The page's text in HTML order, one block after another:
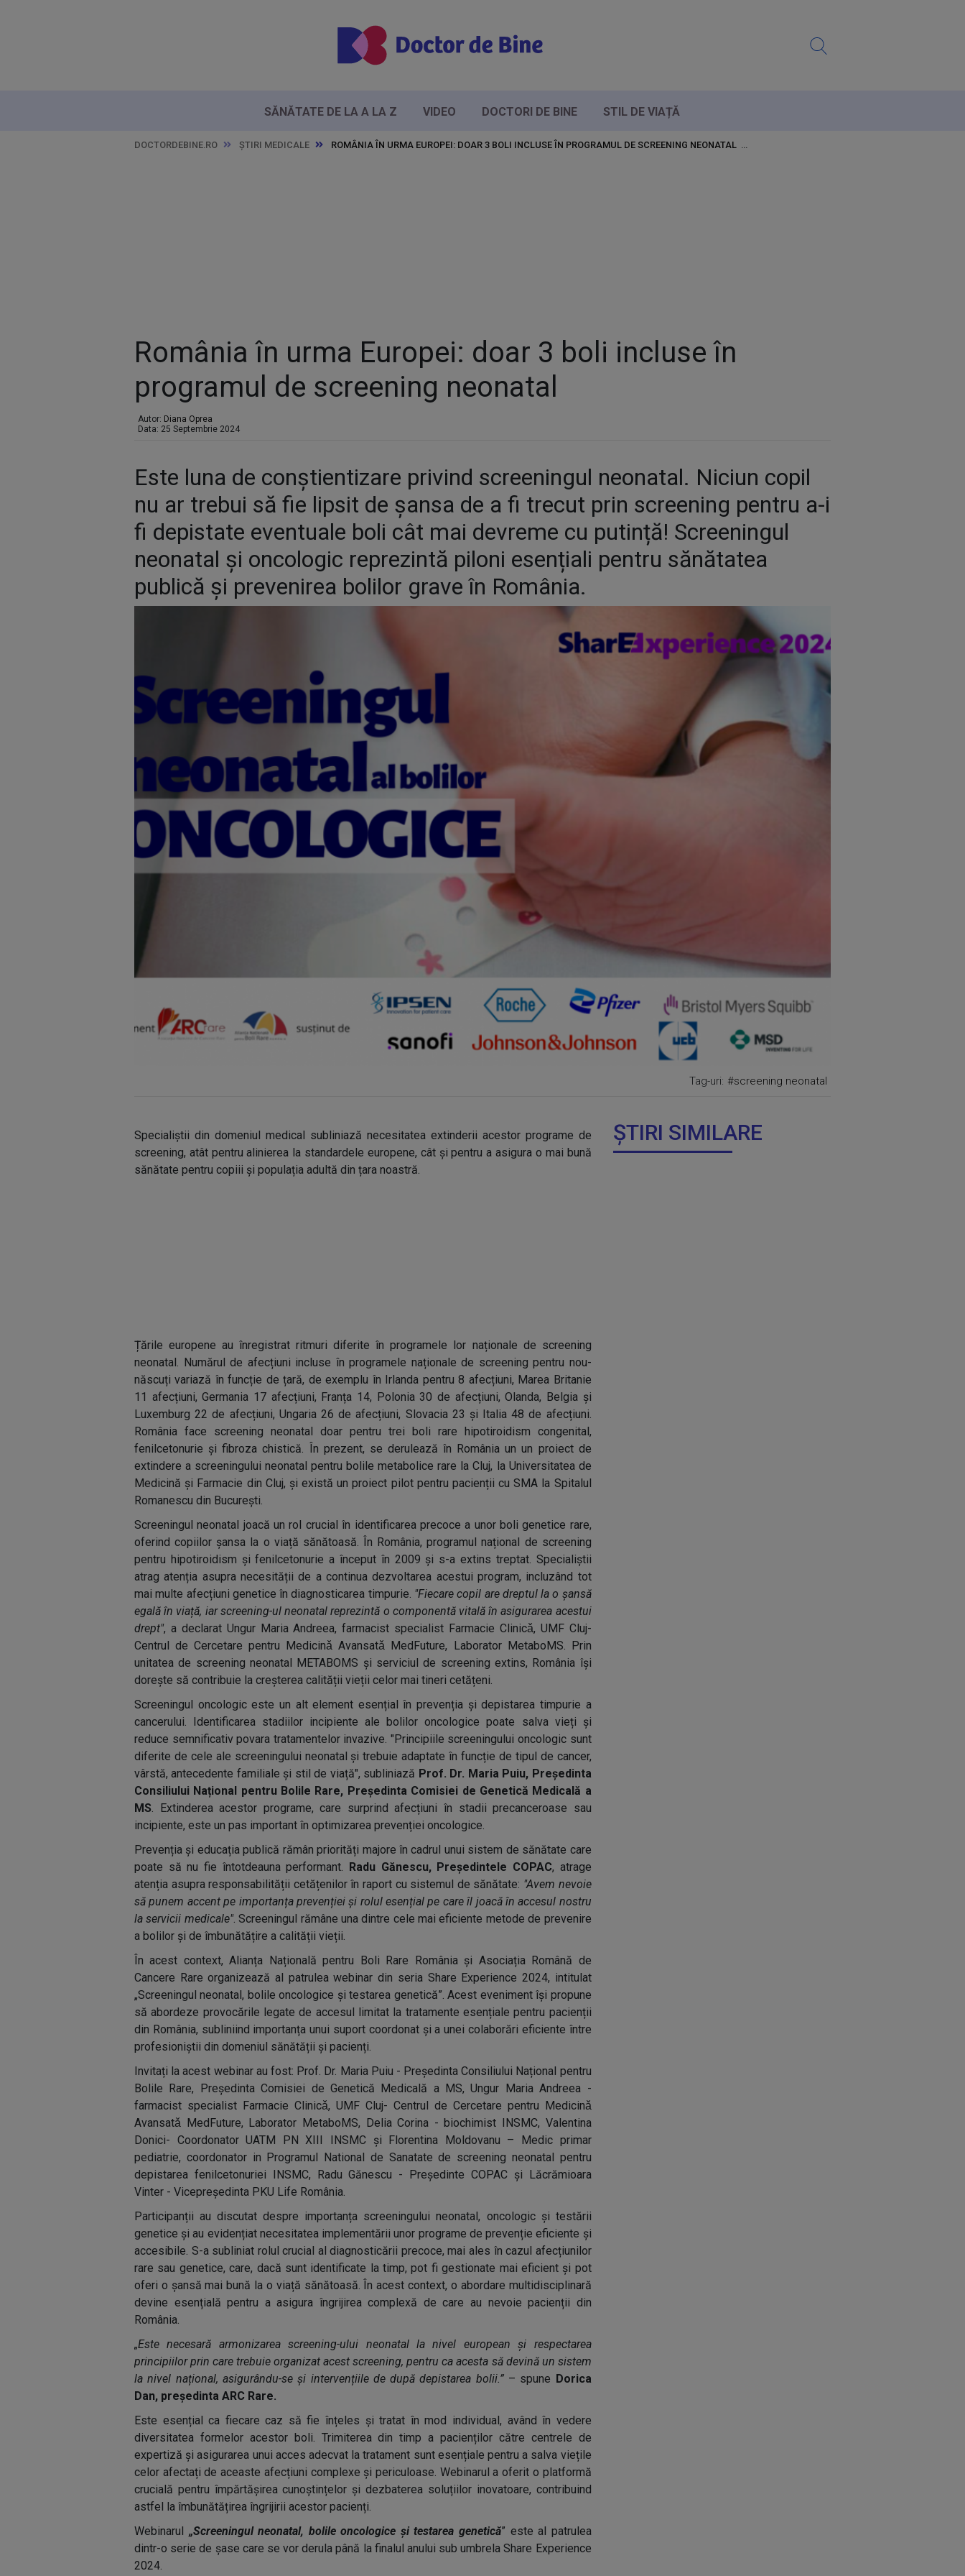
SĂNĂTATE DE LA A LA Z VIDEO DOCTORI DE BINE STIL DE VIAȚĂ
DOCTORDEBINE.RO ȘTIRI MEDICALE ROMÂNIA ÎN URMA EUROPEI: DOAR 3 BOLI INCLUSE ÎN PROGRAMUL DE SCREENING NEONATAL
România în urma Europei: doar 3 boli incluse în
programul de screening neonatal
Autor: Diana Oprea
Data: 25 Septembrie 2024
Este luna de conștientizare privind screeningul neonatal. Niciun copil
nu ar trebui să fie lipsit de șansa de a fi trecut prin screening pentru a-i
fi depistate eventuale boli cât mai devreme cu putință! Screeningul
neonatal și oncologic reprezintă piloni esențiali pentru sănătatea
publică și prevenirea bolilor grave în România.
Tag-uri: #screening neonatal
Specialiștii din domeniul medical subliniază necesitatea extinderii acestor programe de
screening, atât pentru alinierea la standardele europene, cât și pentru a asigura o mai bună
sănătate pentru copiii și populația adultă din țara noastră.
Țările europene au înregistrat ritmuri diferite în programele lor naționale de screening
neonatal. Numărul de afecțiuni incluse în programele naționale de screening pentru nou-
născuți variază în funcție de țară, de exemplu în Irlanda pentru 8 afecțiuni, Marea Britanie
11 afecțiuni, Germania 17 afecțiuni, Franța 14, Polonia 30 de afecțiuni, Olanda, Belgia și
Luxemburg 22 de afecțiuni, Ungaria 26 de afecțiuni, Slovacia 23 și Italia 48 de afecțiuni.
România face screening neonatal doar pentru trei boli rare hipotiroidism congenital,
fenilcetonurie și fibroza chistică. În prezent, se derulează în România un un proiect de
extindere a screeningului neonatal pentru bolile metabolice rare la Cluj, la Universitatea de
Medicină și Farmacie din Cluj, și există un proiect pilot pentru pacienții cu SMA la Spitalul
Romanescu din București.
Screeningul neonatal joacă un rol crucial în identificarea precoce a unor boli genetice rare,
oferind copiilor șansa la o viață sănătoasă. În România, programul național de screening
pentru hipotiroidism și fenilcetonurie a început în 2009 și s-a extins treptat. Specialiștii
atrag atenția asupra necesității de a continua dezvoltarea acestui program, incluzând tot
mai multe afecțiuni genetice în diagnosticarea timpurie. "Fiecare copil are dreptul la o șansă
egală în viață, iar screening-ul neonatal reprezintă o componentă vitală în asigurarea acestui
drept", a declarat Ungur Maria Andreea, farmacist specialist Farmacie Clinicǎ, UMF Cluj-
Centrul de Cercetare pentru Medicinǎ Avansatǎ MedFuture, Laborator MetaboMS. Prin
unitatea de screening neonatal METABOMS și serviciul de screening extins, România își
dorește să contribuie la creșterea calității vieții celor mai tineri cetățeni.
Screeningul oncologic este un alt element esențial în prevenția și depistarea timpurie a
cancerului. Identificarea stadiilor incipiente ale bolilor oncologice poate salva vieți și
reduce semnificativ povara tratamentelor invazive. "Principiile screeningului oncologic sunt
diferite de cele ale screeningului neonatal și trebuie adaptate în funcție de tipul de cancer,
vârstă, antecedente familiale și stil de viață", subliniază Prof. Dr. Maria Puiu, Președinta
Consiliului Național pentru Bolile Rare, Președinta Comisiei de Genetică Medicală a
MS. Extinderea acestor programe, care surprind afecțiuni în stadii precanceroase sau
incipiente, este un pas important în optimizarea prevenției oncologice.
Prevenția și educația publică rămân priorități majore în cadrul unui sistem de sănătate care
poate să nu fie întotdeauna performant. Radu Gănescu, Președintele COPAC, atrage
atenția asupra responsabilității cetățenilor în raport cu sistemul de sănătate: "Avem nevoie
să punem accent pe importanța prevenției și rolul esențial pe care îl joacă în accesul nostru
la servicii medicale". Screeningul rămâne una dintre cele mai eficiente metode de prevenire
a bolilor și de îmbunătățire a calității vieții.
În acest context, Alianța Națională pentru Boli Rare România și Asociația Română de
Cancere Rare organizează al patrulea webinar din seria Share Experience 2024, intitulat
„Screeningul neonatal, bolile oncologice și testarea genetică”. Acest eveniment își propune
să abordeze provocările legate de accesul limitat la tratamente esențiale pentru pacienții
din România, subliniind importanța unui suport coordonat și a unei colaborări eficiente între
profesioniștii din domeniul sănătății și pacienți.
Invitați la acest webinar au fost: Prof. Dr. Maria Puiu - Președinta Consiliului Național pentru
Bolile Rare, Președinta Comisiei de Genetică Medicală a MS, Ungur Maria Andreea -
farmacist specialist Farmacie Clinicǎ, UMF Cluj- Centrul de Cercetare pentru Medicinǎ
Avansatǎ MedFuture, Laborator MetaboMS, Delia Corina - biochimist INSMC, Valentina
Donici- Coordonator UATM PN XIII INSMC și Florentina Moldovanu – Medic primar
pediatrie, coordonator in Programul National de Sanatate de screening neonatal pentru
depistarea fenilcetonuriei INSMC, Radu Gănescu - Președinte COPAC și Lăcrămioara
Vinter - Vicepreședinta PKU Life România.
Participanții au discutat despre importanța screeningului neonatal, oncologic și testării
genetice și au evidențiat necesitatea implementării unor programe de prevenție eficiente și
accesibile. S-a subliniat rolul crucial al diagnosticării precoce, mai ales în cazul afecțiunilor
rare sau genetice, care, dacă sunt identificate la timp, pot fi gestionate mai eficient și pot
oferi o șansă mai bună la o viață sănătoasă. În acest context, o abordare multidisciplinară
devine esențială pentru a asigura îngrijirea complexă de care au nevoie pacienții din
România.
„Este necesară armonizarea screening-ului neonatal la nivel european și respectarea
principiilor prin care trebuie organizat acest screening, pentru ca acesta să devină un sistem
la nivel național, asigurându-se și intervențiile de după depistarea bolii.”– spune Dorica
Dan, președinta ARC Rare.
Este esențial ca fiecare caz să fie înțeles și tratat în mod individual, având în vedere
diversitatea formelor acestor boli. Trimiterea din timp a pacienților către centrele de
expertiză și asigurarea unui acces adecvat la tratament sunt esențiale pentru a salva viețile
celor afectați de aceaste afecțiuni complexe și periculoase. Webinarul a oferit o platformă
crucială pentru împărtășirea cunoștințelor și dezbaterea soluțiilor inovatoare, contribuind
astfel la îmbunătățirea îngrijirii acestor pacienți.
Webinarul „Screeningul neonatal, bolile oncologice și testarea genetică” este al patrulea
dintr-o serie de șase care se vor derula până la finalul anului sub umbrela Share Experience
2024.
ȘTIRI SIMILARE